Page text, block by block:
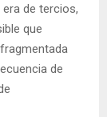
de tercios,
que
de